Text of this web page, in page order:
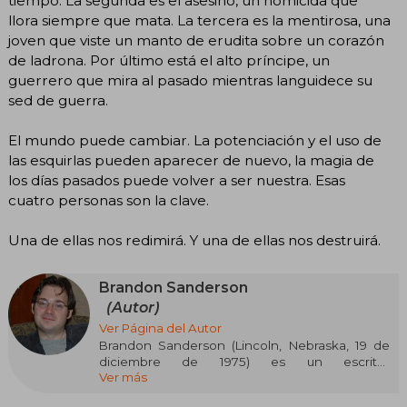
llora siempre que mata. La tercera es la mentirosa, una
joven que viste un manto de erudita sobre un corazón
de ladrona. Por último está el alto príncipe, un
guerrero que mira al pasado mientras languidece su
sed de guerra.
El mundo puede cambiar. La potenciación y el uso de
las esquirlas pueden aparecer de nuevo, la magia de
los días pasados puede volver a ser nuestra. Esas
cuatro personas son la clave.
Una de ellas nos redimirá. Y una de ellas nos destruirá.
Brandon Sanderson
(Autor)
Ver Página del Autor
Brandon Sanderson (Lincoln, Nebraska, 19 de
diciembre de 1975) es un escritor
estadounidense de literatura fantástica y ciencia
Ver más